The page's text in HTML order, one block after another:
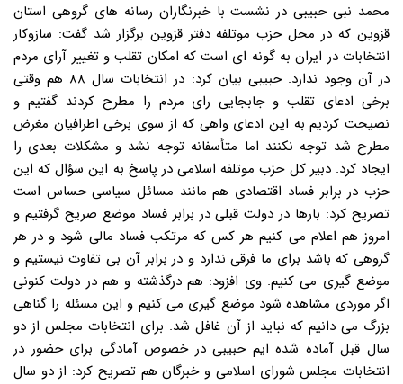
محمد نبی حبیبی در نشست با خبرنگاران رسانه های گروهی استان
قزوین که در محل حزب موتلفه دفتر قزوین برگزار شد گفت: سازوکار
انتخابات در ایران به گونه ای است که امکان تقلب و تغییر آرای مردم
در آن وجود ندارد. حبیبی بیان کرد: در انتخابات سال ۸۸ هم وقتی
برخی ادعای تقلب و جابجایی رای مردم را مطرح کردند گفتیم و
نصیحت کردیم به این ادعای واهی که از سوی برخی اطرافیان مغرض
مطرح شد توجه نکنند اما متأسفانه توجه نشد و مشکلات بعدی را
ایجاد کرد. دبیر کل حزب موتلفه اسلامی در پاسخ به این سؤال که این
حزب در برابر فساد اقتصادی هم مانند مسائل سیاسی حساس است
تصریح کرد: بارها در دولت قبلی در برابر فساد موضع صریح گرفتیم و
امروز هم اعلام می کنیم هر کس که مرتکب فساد مالی شود و در هر
گروهی که باشد برای ما فرقی ندارد و در برابر آن بی تفاوت نیستیم و
موضع گیری می کنیم. وی افزود: هم درگذشته و هم در دولت کنونی
اگر موردی مشاهده شود موضع گیری می کنیم و این مسئله را گناهی
بزرگ می دانیم که نباید از آن غافل شد. برای انتخابات مجلس از دو
سال قبل آماده شده ایم حبیبی در خصوص آمادگی برای حضور در
انتخابات مجلس شورای اسلامی و خبرگان هم تصریح کرد: از دو سال